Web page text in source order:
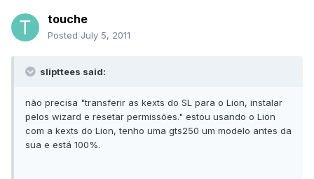
touche
Posted July 5, 2011
slipttees said:
não precisa "transferir as kexts do SL para o Lion, instalar
pelos wizard e resetar permissões." estou usando o Lion
com a kexts do Lion, tenho uma gts250 um modelo antes da
sua e está 100%.